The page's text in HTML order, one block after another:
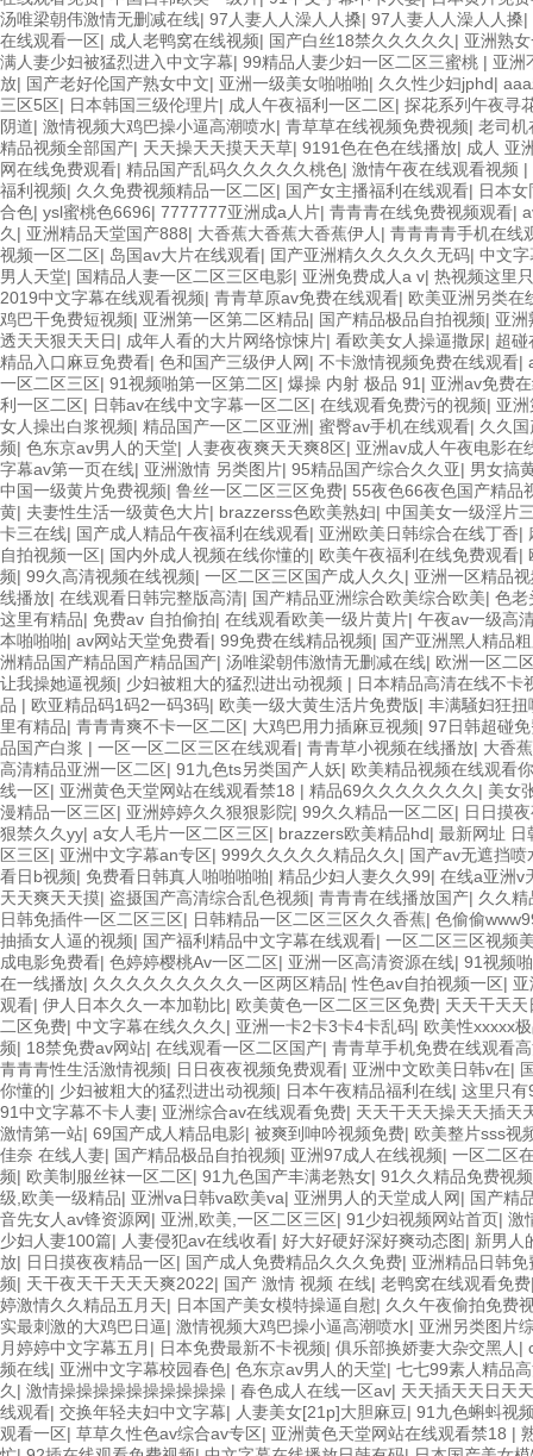
汤唯梁朝伟激情无删减在线| 97人妻人人澡人人搡| 97人妻人人澡人人搡|
在线观看一区| 成人老鸭窝在线视频| 国产白丝18禁久久久久久 | 亚洲熟
满人妻少妇被猛烈进入中文字幕| 99精品人妻少妇一区二区三蜜桃 | 亚洲
放| 国产老好伦国产熟女中文| 亚洲一级美女啪啪啪| 久久性少妇jphd|
三区5区| 日本韩国三级伦理片| 成人午夜福利一区二区| 探花系列午夜寻
阴道| 激情视频大鸡巴操小逼高潮喷水| 青草草在线视频免费视频| 老司机
精品视频全部国产| 天天操天天摸天天草| 9191色在色在线播放| 成人 亚
网在线免费观看| 精品国产乱码久久久久久桃色| 激情午夜在线观看视频 |
福利视频| 久久免费视频精品一区二区| 国产女主播福利在线观看| 日本
合色| ysl蜜桃色6696| 7777777亚洲成a人片| 青青青在线免费视频观看|
久 | 亚洲精品天堂国产888| 大香蕉大香蕉大香蕉伊人 | 青青青青手机在线
视频一区二区| 岛国av大片在线观看| 囯产亚洲精久久久久久无码| 中文
男人天堂| 国精品人妻一区二区三区电影| 亚洲免费成人a v| 热视频这里
2019中文字幕在线观看视频| 青青草原av免费在线观看| 欧美亚洲另类在
鸡巴干免费短视频| 亚洲第一区第二区精品| 国产精品极品自拍视频| 亚洲
透天天狠天天日| 成年人看的大片网络惊悚片| 看欧美女人操逼撒尿| 超碰
精品入口麻豆免费看| 色和国产三级伊人网| 不卡激情视频免费在线观看|
一区二区三区| 91视频啪第一区第二区| 爆操 内射 极品 91 | 亚洲av免费
利一区二区| 日韩av在线中文字幕一区二区| 在线观看免费污的视频| 亚
女人操出白浆视频| 精品国产一区二区亚洲| 蜜臀av手机在线观看| 久久
频| 色东京av男人的天堂| 人妻夜夜爽天天爽8区| 亚洲av成人午夜电影在
字幕av第一页在线| 亚洲激情 另类图片| 95精品国产综合久久亚| 男女搞
中国一级黄片免费视频| 鲁丝一区二区三区免费| 55夜色66夜色国产精品
黄| 夫妻性生活一级黄色大片| brazzerss色欧美熟妇| 中国美女一级淫片
卡三在线| 国产成人精品午夜福利在线观看| 亚洲欧美日韩综合在线丁香|
自拍视频一区| 国内外成人视频在线你懂的| 欧美午夜福利在线免费观看|
频| 99久高清视频在线视频| 一区二区三区国产成人久久 | 亚洲一区精品
线播放| 在线观看日韩完整版高清| 国产精品亚洲综合欧美综合欧美| 色老
这里有精品| 免费av 自拍偷拍| 在线观看欧美一级片黄片| 午夜av一级高
本啪啪啪| av网站天堂免费看| 99免费在线精品视频| 国产亚洲黑人精品
洲精品国产精品国产精品国产| 汤唯梁朝伟激情无删减在线| 欧洲一区二
让我操她逼视频| 少妇被粗大的猛烈进出动视频 | 日本精品高清在线不卡
品 | 欧亚精品码1码2一码3码| 欧美一级大黄生活片免费版| 丰满騒妇狂扭
里有精品| 青青青爽不卡一区二区| 大鸡巴用力插麻豆视频| 97日韩超碰
品国产白浆 | 一区一区二区三区在线观看| 青青草小视频在线播放| 大香
高清精品亚洲一区二区| 91九色ts另类国产人妖| 欧美精品视频在线观看
线一区| 亚洲黄色天堂网站在线观看禁18 | 精品69久久久久久久久 | 美女
漫精品一区三区| 亚洲婷婷久久狠狠影院| 99久久精品一区二区| 日日摸
狠禁久久yy| a女人毛片一区二区三区| brazzers欧美精品hd| 最新网址 日
区三区| 亚洲中文字幕an专区| 999久久久久久精品久久 | 国产av无遮挡喷
看日b视频| 免费看日韩真人啪啪啪啪| 精品少妇人妻久久99| 在线a亚洲v
天天爽天天摸| 盗摄国产高清综合乱色视频| 青青青在线播放国产| 久久精
日韩免插件一区二区三区| 日韩精品一区二区三区久久香蕉| 色偷偷
抽插女人逼的视频| 国产福利精品中文字幕在线观看| 一区二区三区视频
成电影免费看| 色婷婷樱桃Av一区二区| 亚洲一区高清资源在线| 91视频
在一线播放| 久久久久久久久久久一区两区精品|性色av自拍视频一区|
观看| 伊人日本久久一本加勒比| 欧美黄色一区二区三区免费| 天天干天
二区免费| 中文字幕在线久久久 | 亚洲一卡2卡3卡4卡乱码| 欧美性xxxxx
频| 18禁免费av网站| 在线观看一区二区国产| 青青草手机免费在线观看
青青青性生活激情视频| 日日夜夜视频免费观看| 亚洲中文欧美日韩v在|
你懂的| 少妇被粗大的猛烈进出动视频| 日本午夜精品福利在线| 这里只有
91中文字幕不卡人妻| 亚洲综合av在线观看免费| 天天干天天操天天插天
激情第一站| 69国产成人精品电影| 被爽到呻吟视频免费| 欧美整片sss视
佳奈 在线人妻| 国产精品极品自拍视频| 亚洲97成人在线视频| 一区二区
频| 欧美制服丝袜一区二区| 91九色国产丰满老熟女| 91久久精品免费视频
级,欧美一级精品| 亚洲va日韩va欧美va| 亚洲男人的天堂成人网| 国产精
音先女人av锋资源网| 亚洲,欧美,一区二区三区| 91少妇视频网站首页| 激
少妇人妻100篇| 人妻侵犯av在线收看| 好大好硬好深好爽动态图| 新男人
放| 日日摸夜夜精品一区| 国产成人免费精品久久久免费| 亚洲精品日韩
频| 天干夜天干天天天爽2022| 国产 激情 视频 在线| 老鸭窝在线观看免费
婷激情久久精品五月天| 日本国产美女模特操逼自慰| 久久午夜偷拍免费
实最刺激的大鸡巴日逼| 激情视频大鸡巴操小逼高潮喷水| 亚洲另类图片
月婷婷中文字幕五月 | 日本免费最新不卡视频| 俱乐部换娇妻大杂交黑人 |
频在线| 亚洲中文字幕校园春色| 色东京av男人的天堂| 七七99素人精品
久 | 激情操操操操操操操操操操 | 春色成人在线一区av| 天天插天天日天
线观看| 交换年轻夫妇中文字幕| 人妻美女[21p]大胆麻豆| 91九色蝌蚪视
观看一区| 草草久性色av综合av专区| 亚洲黄色天堂网站在线观看禁18 |